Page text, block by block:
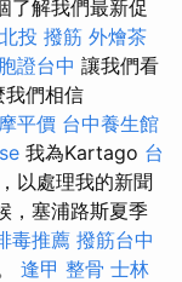
了解我們最新促
北投 撥筋 外燴茶
證台中 讓我們看
我們相信
平價 台中養生館
我為Kartago 台
以處理我的新聞
，塞浦路斯夏季
毒推薦 撥筋台中
逢甲 整骨 士林